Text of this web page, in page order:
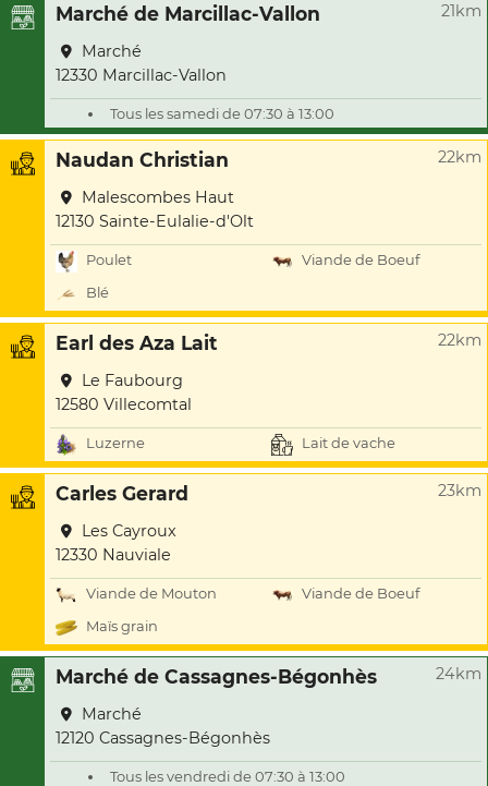
Marché de Marcillac-Vallon 21km
Marché
12330 Marcillac-Vallon
Tous les samedi de 07:30 à 13:00
Naudan Christian 22km
Malescombes Haut
12130 Sainte-Eulalie-d'Olt
Poulet
Viande de Boeuf
Blé
Earl des Aza Lait 22km
Le Faubourg
12580 Villecomtal
Luzerne Lait de vache
Carles Gerard 23km
Les Cayroux
12330 Nauviale
Viande de Mouton
Viande de Boeuf
Maïs grain
Marché de Cassagnes-Bégonhès 24km
Marché
12120 Cassagnes-Bégonhès
Tous les vendredi de 07:30 à 13:00